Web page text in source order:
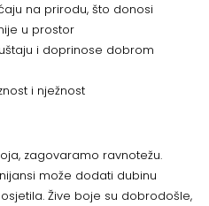
na prirodu, što donosi
u prostor
i doprinose dobrom
i nježnost
zagovaramo ravnotežu.
može dodati dubinu
Žive boje su dobrodošle,